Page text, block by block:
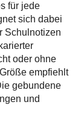
für jede
sich dabei
Schulnotizen
oder ohne
empfiehlt
gebundene
und